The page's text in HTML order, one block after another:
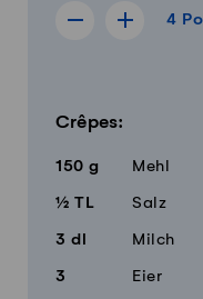
4 Portionen
Rezept für 3
Rezept
4
Crêpes:
150 g Mehl
½ TL Salz
3 dl Milch
3 Eier